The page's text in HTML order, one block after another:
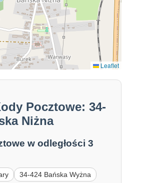
Leaflet
Pocztowe: 34-
Niżna
w odległości 3
34-424 Bańska Wyżna